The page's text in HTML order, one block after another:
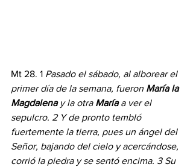
Mt 28. 1 Pasado el sábado, al alborear el
primer día de la semana, fueron María la
Magdalena y la otra María a ver el
sepulcro. 2 Y de pronto tembló
fuertemente la tierra, pues un ángel del
Señor, bajando del cielo y acercándose,
corrió la piedra y se sentó encima. 3 Su